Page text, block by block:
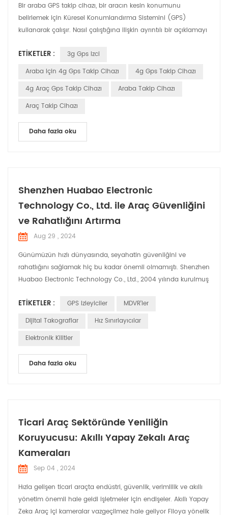
Bir araba GPS takip cihazı, bir aracın kesin konumunu
belirlemek için Küresel Konumlandırma Sistemini (GPS)
kullanarak çalışır. Nasıl çalıştığına ilişkin ayrıntılı bir açıklamayı
yörüngesinde dönen uydulardan oluşan bir ağa dayanır. Bu
uydular, konumlarını ve sinyalin gönderildiği tam zamanı
ETIKETLER :
3g Gps Izci
Araba Için 4g Gps Takip Cihazı
4g Gps Takip Cihazı
4g Araç Gps Takip Cihazı
Araba Takip Cihazı
Araç Takip Cihazı
Daha fazla oku
Shenzhen Huabao Electronic
Technology Co., Ltd. ile Araç Güvenliğini
ve Rahatlığını Artırma
Aug 29 , 2024
Günümüzün hızlı dünyasında, seyahatin güvenliğini ve
rahatlığını sağlamak hiç bu kadar önemli olmamıştı. Shenzhen
Huabao Electronic Technology Co., Ltd., 2004 yılında kurulmuş
Ge mühendisi olmak üzere 350'den fazla çalışandan oluşan
güçlü bir ekiple Huabao, otomotiv elektroniği endüstrisinde
ETIKETLER : GPS Izleyiciler
MDVR'ler
Dijital Takograflar
Hız Sınırlayıcılar
Elektronik Kilitler
Daha fazla oku
Ticari Araç Sektöründe Yeniliğin
Koruyucusu: Akıllı Yapay Zekalı Araç
Kameraları
Sep 04 , 2024
Hızla gelişen ticari araçta endüstri, güvenlik, verimlilik ve akıllı
yönetim önemli hale geldi işletmeler için endişeler. Akıllı Yapay
Zeka Araç içi kameralar vazgeçilmez hale geliyor Filoya yönelik